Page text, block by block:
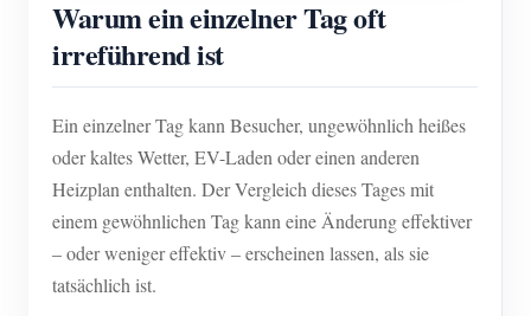
Warum ein einzelner Tag oft
irreführend ist
Ein einzelner Tag kann Besucher, ungewöhnlich heißes
oder kaltes Wetter, EV-Laden oder einen anderen
Heizplan enthalten. Der Vergleich dieses Tages mit
einem gewöhnlichen Tag kann eine Änderung effektiver
– oder weniger effektiv – erscheinen lassen, als sie
tatsächlich ist.